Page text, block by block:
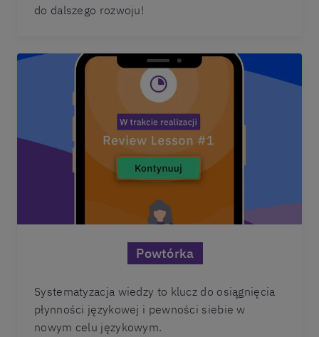
do dalszego rozwoju!
Powtórka
Systematyzacja wiedzy to klucz do osiągnięcia
płynności językowej i pewności siebie w
nowym celu językowym.